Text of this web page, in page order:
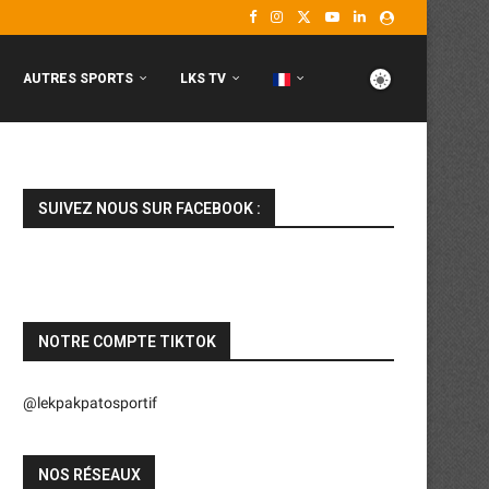
AUTRES SPORTS LKS TV
SUIVEZ NOUS SUR FACEBOOK :
NOTRE COMPTE TIKTOK
@lekpakpatosportif
NOS RÉSEAUX